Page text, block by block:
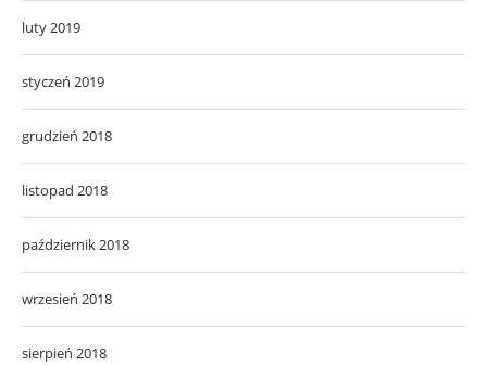
luty 2019
styczeń 2019
grudzień 2018
listopad 2018
październik 2018
wrzesień 2018
sierpień 2018